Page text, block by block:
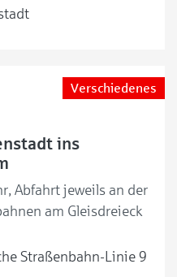
Verschiedenes
ins
Abfahrt jeweils an der
am Gleisdreieck
Straßenbahn-Linie 9